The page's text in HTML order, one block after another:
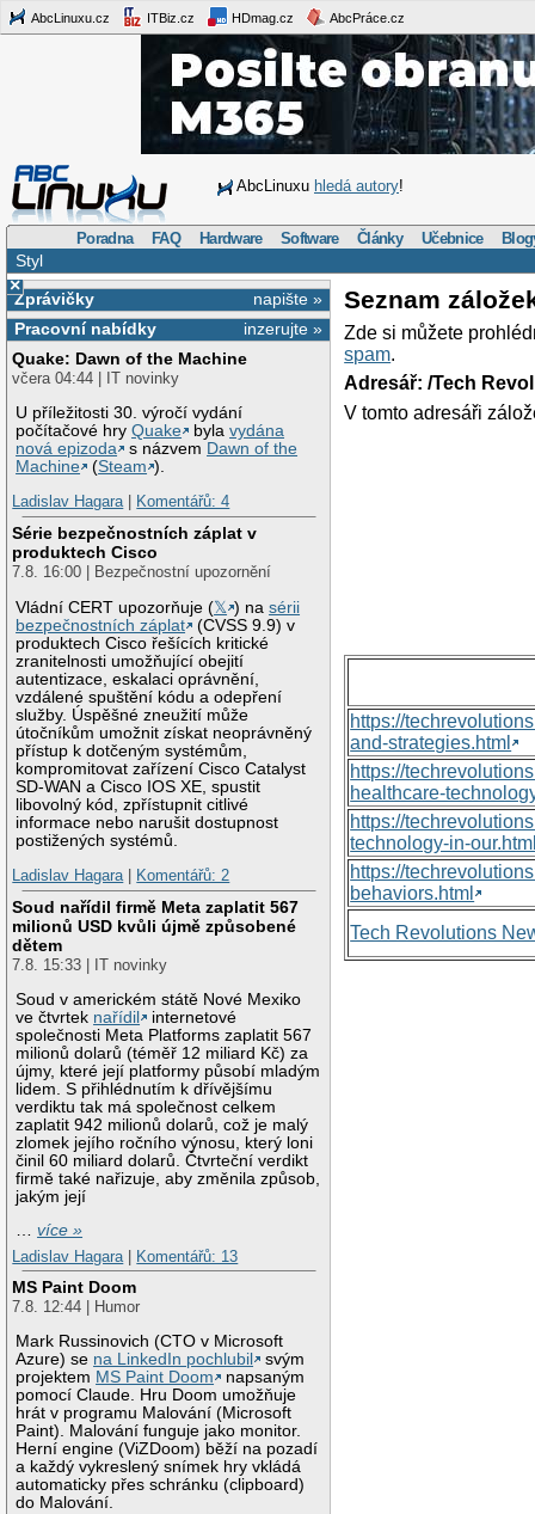
AbcLinuxu.cz ITBiz.cz HDmag.cz AbcPráce.cz
AbcLinuxu hledá autory!
Poradna FAQ Hardware Software Články Učebnice
Styl
×
napište »
Zprávičky
inzerujte »
Pracovní nabídky
Quake: Dawn of the Machine
včera 04:44 | IT novinky
U příležitosti 30. výročí vydání
počítačové hryQuake bylavydána
nová epizoda
s názvem Dawn of the
Machine
(Steam ).
Ladislav Hagara| Komentářů: 4
Série bezpečnostních záplat v
produktech Cisco
7.8. 16:00 | Bezpečnostní upozornění
Vládní CERT upozorňuje (𝕏 ) nasérii
bezpečnostních záplat
(CVSS 9.9) v
produktech Cisco řešících kritické
zranitelnosti umožňující obejití
autentizace, eskalaci oprávnění,
vzdálené spuštění kódu a odepření
služby. Úspěšné zneužití může
útočníkům umožnit získat neoprávněný
přístup k dotčeným systémům,
kompromitovat zařízení Cisco Catalyst
SD-WAN a Cisco IOS XE, spustit
libovolný kód, zpřístupnit citlivé
informace nebo narušit dostupnost
postižených systémů.
Ladislav Hagara| Komentářů: 2
Soud nařídil firmě Meta zaplatit 567
milionů USD kvůli újmě způsobené
dětem
7.8. 15:33 | IT novinky
Soud v americkém státě Nové Mexiko
ve čtvrtek nařídil
internetové
společnosti Meta Platforms zaplatit 567
milionů dolarů (téměř 12 miliard Kč) za
újmy, které její platformy působí mladým
lidem. S přihlédnutím k dřívějšímu
verdiktu tak má společnost celkem
zaplatit 942 milionů dolarů, což je malý
zlomek jejího ročního výnosu, který loni
činil 60 miliard dolarů. Čtvrteční verdikt
firmě také nařizuje, aby změnila způsob,
jakým její
…více »
Ladislav Hagara
Komentářů: 13
MS Paint Doom
7.8. 12:44 | Humor
Mark Russinovich (CTO v Microsoft
Azure) se na LinkedIn pochlubil
svým
projektem MS Paint Doom
napsaným
pomocí Claude. Hru Doom umožňuje
hrát v programu Malování (Microsoft
Paint). Malování funguje jako monitor.
Herní engine (ViZDoom) běží na pozadí
a každý vykreslený snímek hry vkládá
automaticky přes schránku (clipboard)
do Malování.
Seznam
Zde si můžete
spam.
Adresář: /Tech
V tomto adresáři
https://
and-strategies.html
https://
healthcare-
https://
technology-in-
https://
behaviors.html
Tech Revolutions